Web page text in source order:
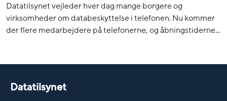
Datatilsynet vejleder hver dag mange borgere og
virksomheder om databeskyttelse i telefonen. Nu kommer
der flere medarbejdere på telefonerne, og åbningstiderne...
Datatilsynet